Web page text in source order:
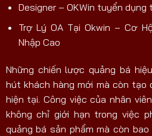
Designer – OKWin tuyển
Trợ Lý OA Tại Okwin – Cơ
Nhập Cao
Những chiến lược quảng bá
hút khách hàng mới mà còn tạo
hiện tại. Công việc của nhân
không chỉ giới hạn trong việc
quảng bá sản phẩm mà còn